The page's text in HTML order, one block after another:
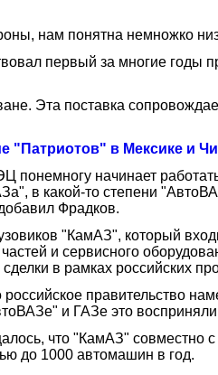
нам понятна немножко
первый за многие годы
Эта поставка
"Патриотов" в Мексике и
понемногу начинает
в какой-то степени
Фрадков.
"КамАЗ", который
и сервисного
в рамках российских
российское правительство
и ГАЗе это
что "КамАЗ" совместно
до 1000 автомашин в год.